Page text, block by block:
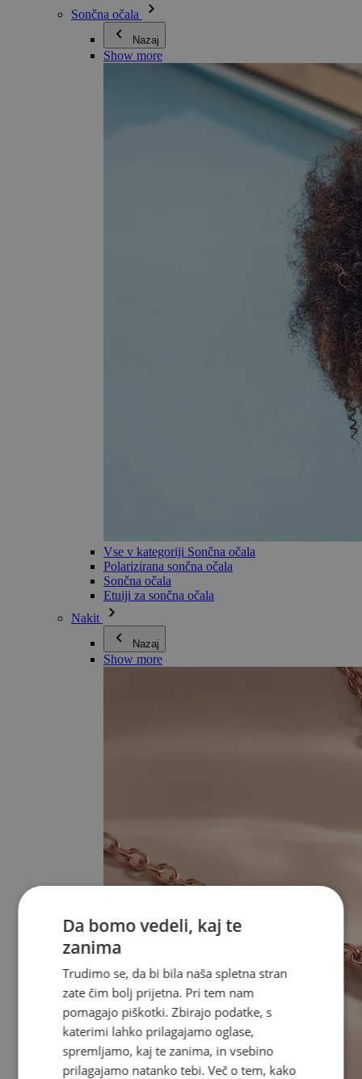
Sončna očala
Nazaj
Show more
Vse v kategoriji Sončna očala
Polarizirana sončna očala
Sončna očala
Etuiji za sončna očala
Nakit
Nazaj
Show more
Da bomo vedeli, kaj te
zanima
Trudimo se, da bi bila naša spletna stran
zate čim bolj prijetna. Pri tem nam
pomagajo piškotki. Zbirajo podatke, s
katerimi lahko prilagajamo oglase,
spremljamo, kaj te zanima, in vsebino
prilagajamo natanko tebi. Več o tem, kako